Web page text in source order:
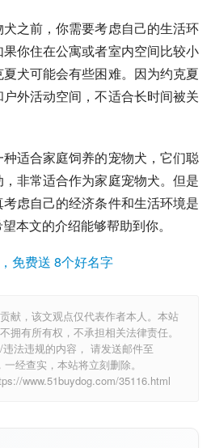
之前，你需要考虑自己的生活环
你住在公寓或者室内空间比较小
犬可能会有些困难。因为约克夏
外活动空间，不适合长时间被关
适合家庭饲养的宠物犬，它们聪
非常适合作为家庭宠物犬。但是
虑自己的经济条件和生活环境是
本文的介绍能够帮助到你。
免费送 8个好名字
献，该文观点仅代表作者本人。本站
拥有所有权，不承担相关法律责任。
法违规的内容， 请发送邮件至
经查实，本站将立刻删除。
www.51buydog.com/35116.html